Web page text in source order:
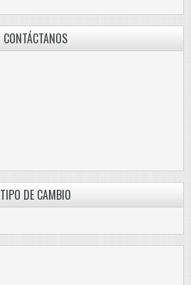
CONTÁCTANOS
TIPO DE CAMBIO